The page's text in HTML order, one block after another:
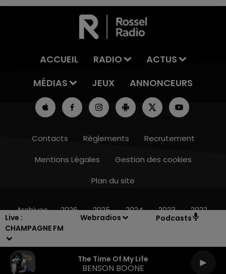
Live :
CHAMPAGNE FM
Webradios Podcasts
The Time Of My Life
BENSON BOONE
7h00 - 12h00
ACCUEIL RADIO
ACTUS
MÉDIAS
JEUX ANNONCEURS
Contacts Règlements
Recrutement
Mentions Légales
Gestion des cookies
Plan du site
Archives 2026 2025 2024 2023 2022